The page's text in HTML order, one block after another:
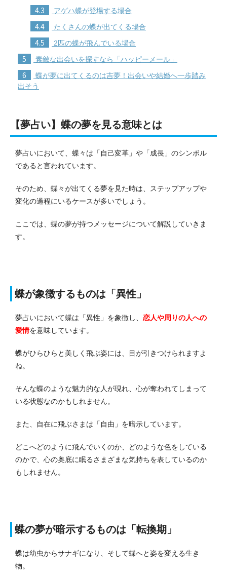
4.3 アゲハ蝶が登場する場合
4.4 たくさんの蝶が出てくる場合
4.5 2匹の蝶が飛んでいる場合
5 素敵な出会いを探すなら「ハッピーメール」
6
蝶が夢に出てくるのは吉夢！出会いや結婚へ一歩踏み
出そう
【夢占い】蝶の夢を見る意味とは
夢占いにおいて、蝶々は「自己変革」や「成長」のシンボル
であると言われています。
そのため、蝶々が出てくる夢を見た時は、ステップアップや
変化の過程にいるケースが多いでしょう。
ここでは、蝶の夢が持つメッセージについて解説していきま
す。
蝶が象徴するものは「異性」
夢占いにおいて蝶は「異性」を象徴し、 恋人や周りの人への
愛情を意味しています。
蝶がひらひらと美しく飛ぶ姿には、目が引きつけられますよ
ね。
そんな蝶のような魅力的な人が現れ、心が奪われてしまって
いる状態なのかもしれません。
また、自在に飛ぶさまは「自由」を暗示しています。
どこへどのように飛んでいくのか、どのような色をしている
のかで、心の奥底に眠るさまざまな気持ちを表しているのか
もしれません。
蝶の夢が暗示するものは「転換期」
蝶は幼虫からサナギになり、そして蝶へと姿を変える生き
物。